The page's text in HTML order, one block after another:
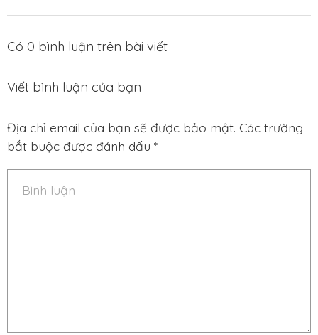
Có 0 bình luận trên bài viết
Viết bình luận của bạn
Địa chỉ email của bạn sẽ được bảo mật. Các trường
bắt buộc được đánh dấu *